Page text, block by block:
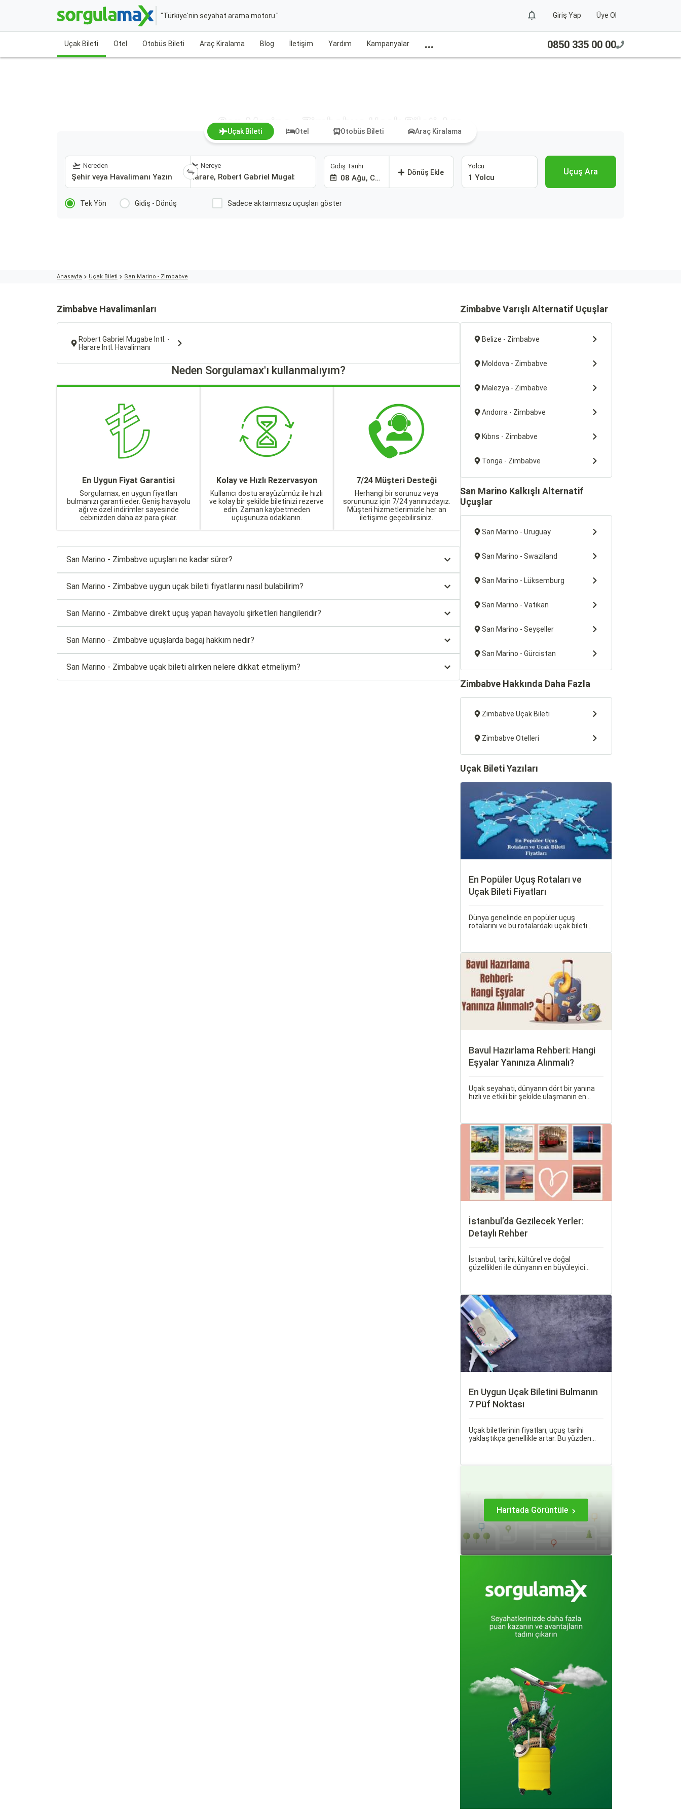
"Türkiye'nin seyahat arama motoru." Giriş Yap Üye Ol
Uçak Bileti Otel Otobüs Bileti Araç Kiralama Blog İletişim Yardım Kampanyalar ... 0850 335 00 00
San Marino - Zimbabve Uçak Bileti Ara
Uçak Bileti Otel Otobüs Bileti Araç Kiralama
Nereden Nereye Gidiş Tarihi
08 Ağu, Cmt
Dönüş Ekle
Yolcu
1 Yolcu
Uçuş Ara
Tek Yön Gidiş - Dönüş Sadece aktarmasız uçuşları göster
Anasayfa Uçak Bileti San Marino - Zimbabve
Zimbabve Havalimanları
Robert Gabriel Mugabe Intl. -
Harare Intl. Havalimanı
Neden Sorgulamax'ı kullanmalıyım?
En Uygun Fiyat Garantisi
Sorgulamax, en uygun fiyatları
bulmanızı garanti eder. Geniş havayolu
ağı ve özel indirimler sayesinde
cebinizden daha az para çıkar.
Kolay ve Hızlı Rezervasyon
Kullanıcı dostu arayüzümüz ile hızlı
ve kolay bir şekilde biletinizi rezerve
edin. Zaman kaybetmeden
uçuşunuza odaklanın.
7/24 Müşteri Desteği
Herhangi bir sorunuz veya
sorununuz için 7/24 yanınızdayız.
Müşteri hizmetlerimizle her an
iletişime geçebilirsiniz.
San Marino - Zimbabve uçuşları ne kadar sürer?
San Marino - Zimbabve uygun uçak bileti fiyatlarını nasıl bulabilirim?
San Marino - Zimbabve direkt uçuş yapan havayolu şirketleri hangileridir?
San Marino - Zimbabve uçuşlarda bagaj hakkım nedir?
San Marino - Zimbabve uçak bileti alırken nelere dikkat etmeliyim?
Zimbabve Varışlı Alternatif Uçuşlar
Belize - Zimbabve
Moldova - Zimbabve
Malezya - Zimbabve
Andorra - Zimbabve
Kıbrıs - Zimbabve
Tonga - Zimbabve
San Marino Kalkışlı Alternatif
Uçuşlar
San Marino - Uruguay
San Marino - Swaziland
San Marino - Lüksemburg
San Marino - Vatikan
San Marino - Seyşeller
San Marino - Gürcistan
Zimbabve Hakkında Daha Fazla
Zimbabve Uçak Bileti
Zimbabve Otelleri
Uçak Bileti Yazıları
En Popüler Uçuş Rotaları ve
Uçak Bileti Fiyatları
Dünya genelinde en popüler uçuş
rotalarını ve bu rotalardaki uçak bileti
değişebilir; bunlar arasında ekonomik
durumlar, turizm trendleri ve uluslararası
ilişkiler bulunmaktadır.
Bavul Hazırlama Rehberi: Hangi
Eşyalar Yanınıza Alınmalı?
Uçak seyahati, dünyanın dört bir yanına
hızlı ve etkili bir şekilde ulaşmanın en
İstanbul’da Gezilecek Yerler:
Detaylı Rehber
İstanbul, tarihi, kültürel ve doğal
güzellikleri ile dünyanın en büyüleyici
içinde yaşamaktadır.
En Uygun Uçak Biletini Bulmanın
7 Püf Noktası
Uçak biletlerinin fiyatları, uçuş tarihi
yaklaştıkça genellikle artar. Bu yüzden
Haritada Görüntüle